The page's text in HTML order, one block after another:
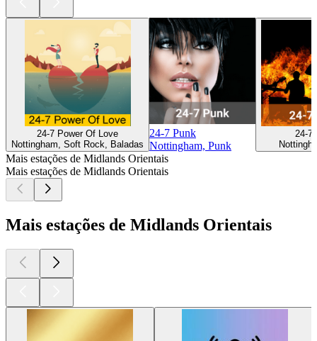
24-7 Power Of Love
Nottingham, Soft Rock, Baladas
24-7 Punk
Nottingham, Punk
24-7
Mais estações de Midlands Orientais
Mais estações de Midlands Orientais
Mais estações de Midlands Orientais